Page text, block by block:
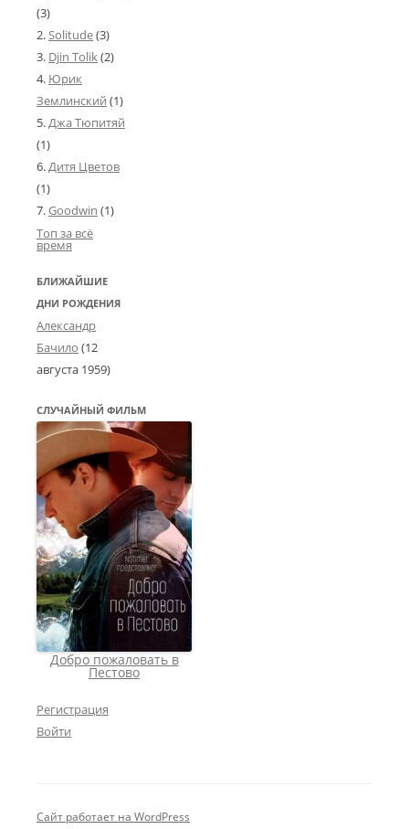
(3)
Solitude(3)
Djin Tolik(2)
Юрик
Землинский (1)
Джа Тюпитяй
(1)
Дитя Цветов
(1)
Goodwin (1)
Топ за всё
время
БЛИЖАЙШИЕ
ДНИ РОЖДЕНИЯ
Александр
Бачило (12
августа 1959)
СЛУЧАЙНЫЙ ФИЛЬМ
Добро пожаловать в
Пестово
Регистрация
Войти
Сайт работает на WordPress